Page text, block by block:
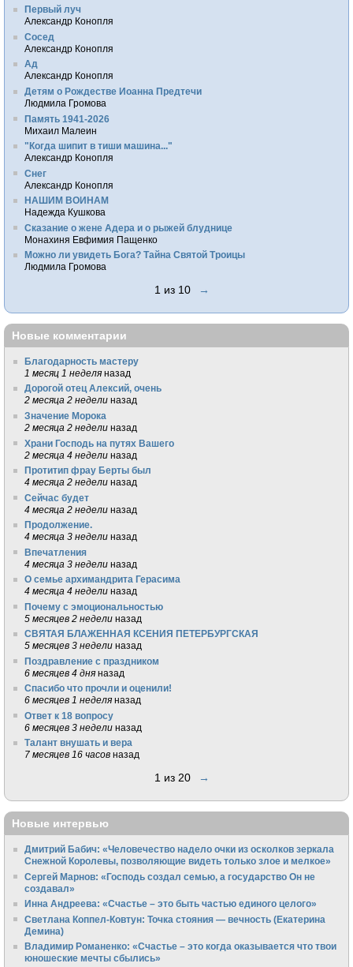
Первый луч
Александр Конопля
Сосед
Александр Конопля
Ад
Александр Конопля
Детям о Рождестве Иоанна Предтечи
Людмила Громова
Память 1941-2026
Михаил Малеин
"Когда шипит в тиши машина..."
Александр Конопля
Снег
Александр Конопля
НАШИМ ВОИНАМ
Надежда Кушкова
Сказание о жене Адера и о рыжей блуднице
Монахиня Евфимия Пащенко
Можно ли увидеть Бога? Тайна Святой Троицы
Людмила Громова
1 из 10 →
Новые комментарии
Благодарность мастеру
1 месяц 1 неделя назад
Дорогой отец Алексий, очень
2 месяца 2 недели назад
Значение Морока
2 месяца 2 недели назад
Храни Господь на путях Вашего
2 месяца 4 недели назад
Протитип фрау Берты был
4 месяца 2 недели назад
Сейчас будет
4 месяца 2 недели назад
Продолжение.
4 месяца 3 недели назад
Впечатления
4 месяца 3 недели назад
О семье архимандрита Герасима
4 месяца 4 недели назад
Почему с эмоциональностью
5 месяцев 2 недели назад
СВЯТАЯ БЛАЖЕННАЯ КСЕНИЯ ПЕТЕРБУРГСКАЯ
5 месяцев 3 недели назад
Поздравление с праздником
6 месяцев 4 дня назад
Спасибо что прочли и оценили!
6 месяцев 1 неделя назад
Ответ к 18 вопросу
6 месяцев 3 недели назад
Талант внушать и вера
7 месяцев 16 часов назад
1 из 20 →
Новые интервью
Дмитрий Бабич: «Человечество надело очки из осколков зеркала
Снежной Королевы, позволяющие видеть только злое и мелкое»
Сергей Марнов: «Господь создал семью, а государство Он не
создавал»
Инна Андреева: «Счастье – это быть частью единого целого»
Светлана Коппел-Ковтун: Точка стояния — вечность (Екатерина
Демина)
Владимир Романенко: «Счастье – это когда оказывается что твои
юношеские мечты сбылись»